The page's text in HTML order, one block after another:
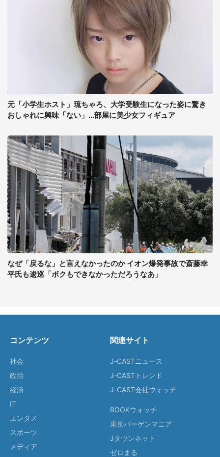
元「小学生ホスト」琉ちゃろ、大学受験生になった姿に驚き
おしゃれに興味「ない」...部屋に美少女フィギュア
なぜ「戻るな」と言えなかったのか イオン爆発事故で斎藤幸
平氏も逡巡「ボクもできなかっただろうなあ」
コンテンツ
社会
政治
経済
IT
エンタメ
スポーツ
メディア
関連サイト
J-CASTニュース
J-CASTトレンド
J-CAST会社ウォッチ
BOOKウォッチ
東京バーゲンマニア
Jタウンネット
ゼロまる